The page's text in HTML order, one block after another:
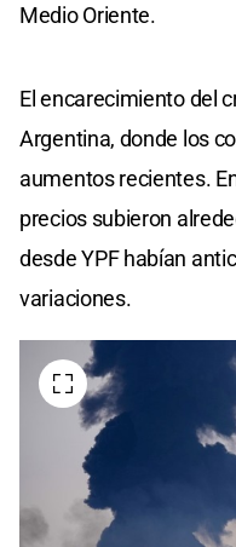
Medio Oriente.
El encarecimiento del
Argentina, donde los
aumentos recientes.
precios subieron
desde YPF habían
variaciones.